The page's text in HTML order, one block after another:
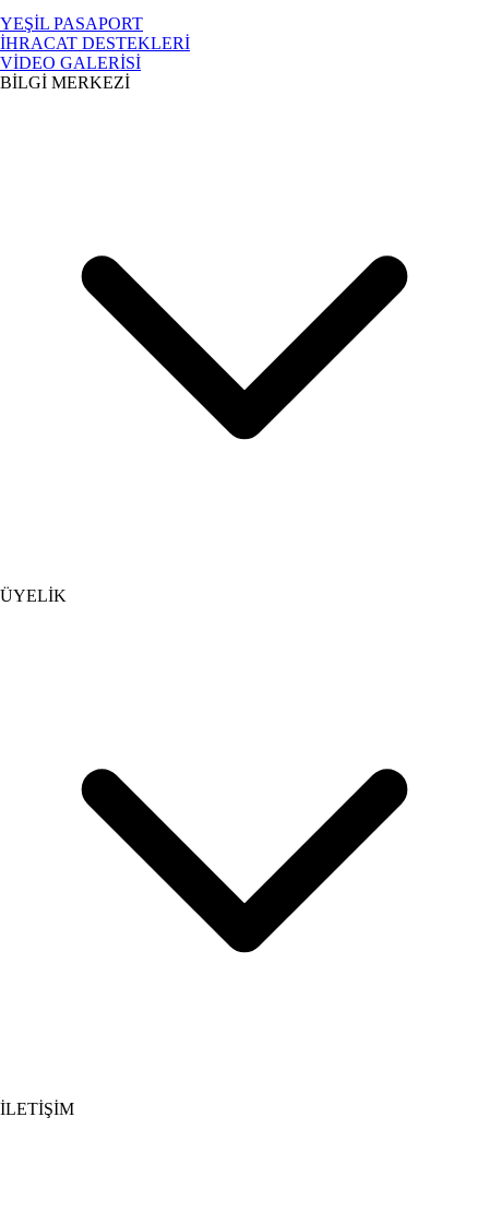
YEŞİL PASAPORT
İHRACAT DESTEKLERİ
VİDEO GALERİSİ
BİLGİ MERKEZİ
ÜYELİK
İLETİŞİM